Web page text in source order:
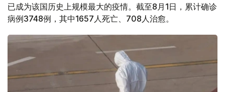
已成为该国历史上规模最大的疫情。截至8月1日，累计确诊
病例3748例，其中1657人死亡、708人治愈。